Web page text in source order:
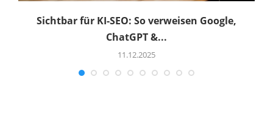
Sichtbar für KI-SEO: So verweisen Google,
ChatGPT &...
11.12.2025